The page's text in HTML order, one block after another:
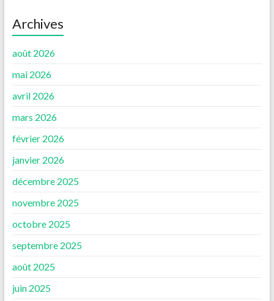
Archives
août 2026
mai 2026
avril 2026
mars 2026
février 2026
janvier 2026
décembre 2025
novembre 2025
octobre 2025
septembre 2025
août 2025
juin 2025